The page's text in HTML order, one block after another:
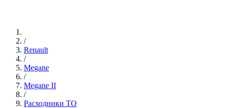
/
Renault
/
Megane
/
Megane II
/
Расходники ТО